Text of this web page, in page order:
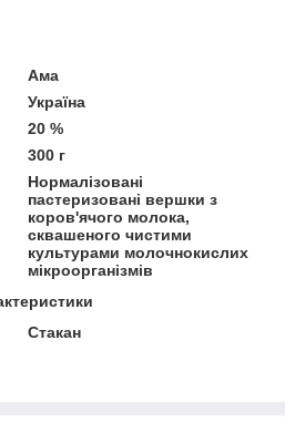
Ама
Україна
20 %
300 г
Нормалізовані
пастеризовані вершки з
коров'ячого молока,
сквашеного чистими
культурами молочнокислих
мікроорганізмів
Стакан